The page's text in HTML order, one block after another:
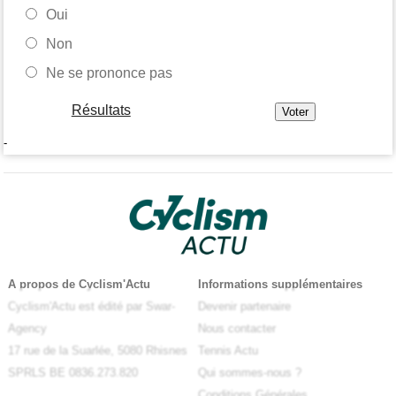
Oui
Non
Ne se prononce pas
Résultats
-
A propos de Cyclism'Actu
Cyclism'Actu est édité par Swar-
Agency
17 rue de la Suarlée, 5080 Rhisnes
SPRLS BE 0836.273.820
Informations supplémentaires
Devenir partenaire
Nous contacter
Tennis Actu
Qui sommes-nous ?